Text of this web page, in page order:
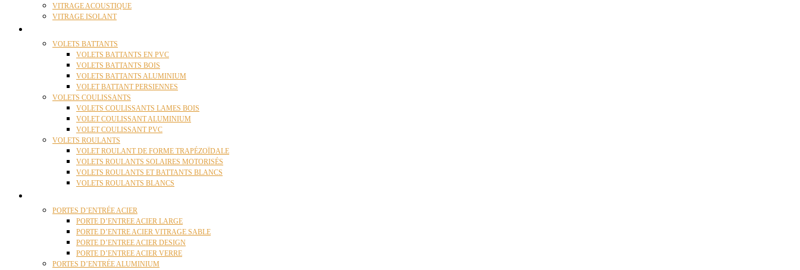
VITRAGE ACOUSTIQUE
VITRAGE ISOLANT
VOLETS BATTANTS
VOLETS BATTANTS EN PVC
VOLETS BATTANTS BOIS
VOLETS BATTANTS ALUMINIUM
VOLET BATTANT PERSIENNES
VOLETS COULISSANTS
VOLETS COULISSANTS LAMES BOIS
VOLET COULISSANT ALUMINIUM
VOLET COULISSANT PVC
VOLETS ROULANTS
VOLET ROULANT DE FORME TRAPÉZOÏDALE
VOLETS ROULANTS SOLAIRES MOTORISÉS
VOLETS ROULANTS ET BATTANTS BLANCS
VOLETS ROULANTS BLANCS
PORTES D’ENTRÉE ACIER
PORTE D’ENTREE ACIER LARGE
PORTE D’ENTRE ACIER VITRAGE SABLE
PORTE D’ENTREE ACIER DESIGN
PORTE D’ENTREE ACIER VERRE
PORTES D’ENTRÉE ALUMINIUM